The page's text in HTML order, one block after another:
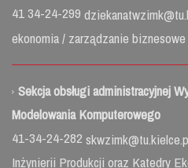
41 34-24-299
ekonomia / zarządzanie biznesowe
Sekcja obsługi administracyjnej
Modelowania Komputerowego
41-34-24-282
Inżynierii Produkcji oraz Katedry